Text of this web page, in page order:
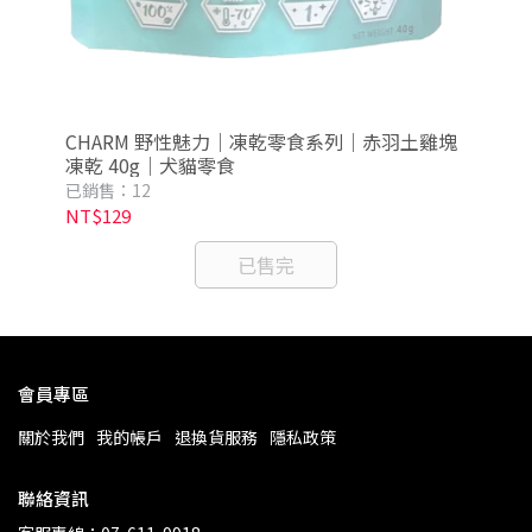
CHARM 野性魅力｜凍乾零食系列｜赤羽土雞塊
凍乾 40g｜犬貓零食
已銷售：12
NT$129
已售完
會員專區
關於我們 我的帳戶 退換貨服務 隱私政策
聯絡資訊